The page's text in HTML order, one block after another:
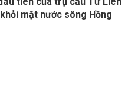
mặt nước sông Hồng